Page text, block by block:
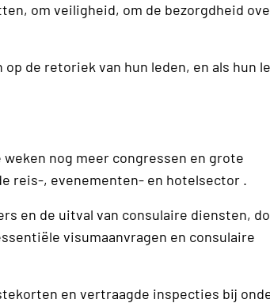
om veiligheid, om de bezorgdheid
de retoriek van hun leden, en als hun
nog meer congressen en grote
reis-, evenementen- en hotelsector .
en de uitval van consulaire diensten,
visumaanvragen en consulaire
en vertraagde inspecties bij